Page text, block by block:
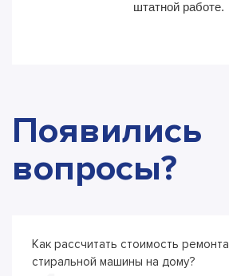
штатной работе.
Появились
вопросы?
Как рассчитать стоимость ремонта
стиральной машины на дому?